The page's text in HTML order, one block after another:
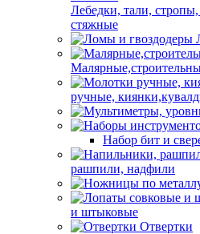
Лебедки, тали,
стяжные
ручные,
Набор бит и
рашпили, надфили
и штыковые
Отвертки